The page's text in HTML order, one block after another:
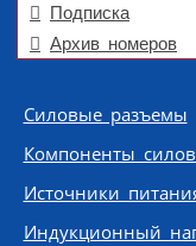
Подписка
Архив номеров
Skip to content
Силовые разъемы
Компоненты
Источники
Индукционный